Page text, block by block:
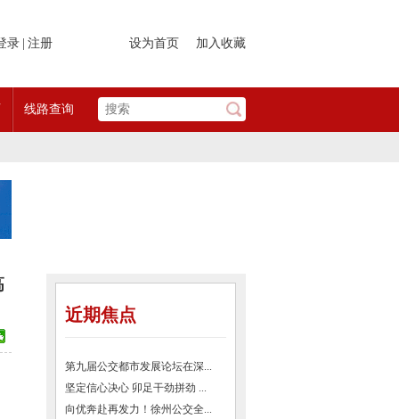
录 注册 设为首页 加入收藏
线路查询
近期焦点
第九届公交都市发展论坛在深...
坚定信心决心 卯足干劲拼劲 ...
向优奔赴再发力！徐州公交全...